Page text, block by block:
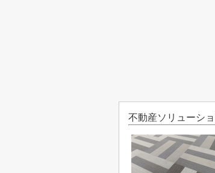
不動産ソリューシ